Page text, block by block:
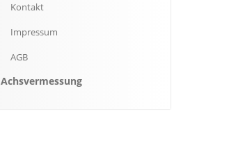
Kontakt
Impressum
AGB
Achsvermessung